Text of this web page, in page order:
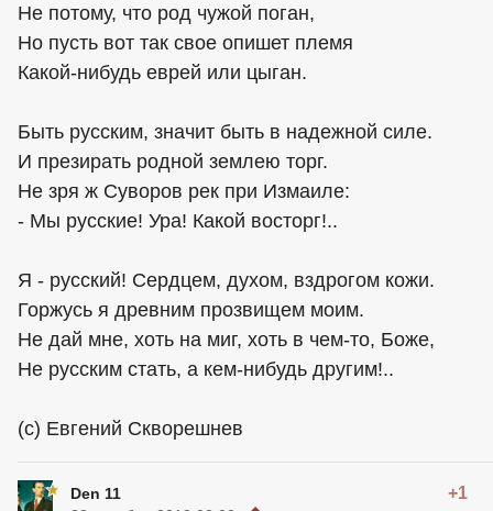
Не потому, что род чужой поган,
Но пусть вот так свое опишет племя
Какой-нибудь еврей или цыган.
Быть русским, значит быть в надежной силе.
И презирать родной землею торг.
Не зря ж Суворов рек при Измаиле:
- Мы русские! Ура! Какой восторг!..
Я - русский! Сердцем, духом, вздрогом кожи.
Горжусь я древним прозвищем моим.
Не дай мне, хоть на миг, хоть в чем-то, Боже,
Не русским стать, а кем-нибудь другим!..
(с) Евгений Скворешнев
Den 11 +1